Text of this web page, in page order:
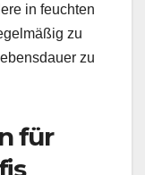
in feuchten
zu
zu
für